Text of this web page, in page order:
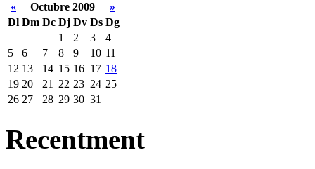
« Octubre 2009
»
Dl Dm Dc Dj Dv Ds Dg
1
2 3
4
5
6 7 8 9 10 11
12 13 14 15 16 17 18
19 20 21 22 23 24 25
26 27 28 29 30 31
Recentment